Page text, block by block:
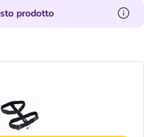
prodotto